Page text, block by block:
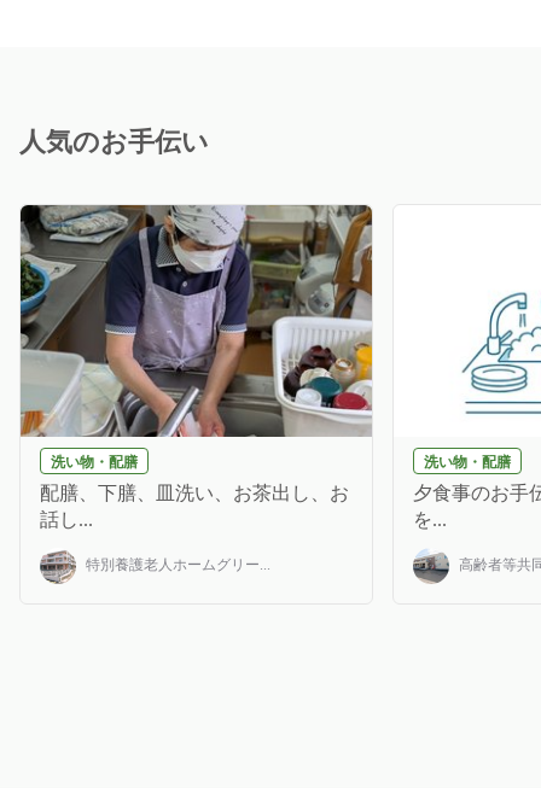
人気のお手伝い
洗い物・配膳
配膳、下膳、皿洗い、お茶出し、お
話し...
特別養護老人ホームグリー...
洗い物・配膳
夕食事のお手
を...
高齢者等共